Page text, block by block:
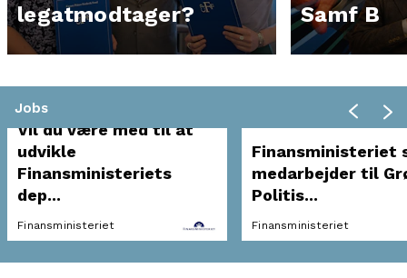
legatmodtager?
Samf B
Jobs
Vil du være med til at
udvikle
Finansministeriets
dep...
Finansministeriet
Finansministeriet
medarbejder til
Politis...
Finansministeriet